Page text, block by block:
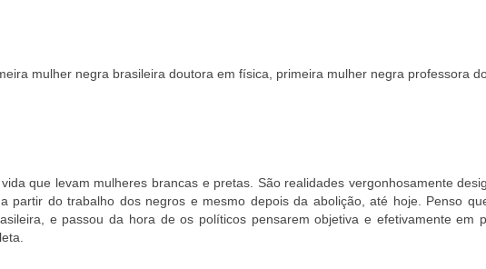
mulher negra brasileira doutora em física, primeira mulher negra professora
que levam mulheres brancas e pretas. São realidades vergonhosamente
partir do trabalho dos negros e mesmo depois da abolição, até hoje. Penso
e passou da hora de os políticos pensarem objetiva e efetivamente em